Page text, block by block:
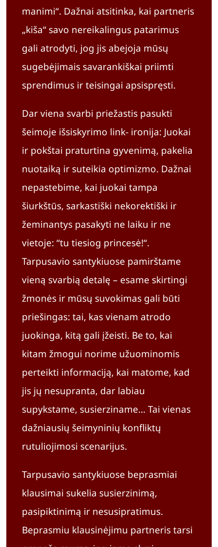
manimi“. Dažnai atsitinka, kai partneris
„kiša“ savo nereikalingus patarimus
gali atrodyti, jog jis abejoja mūsų
sugebėjimais savarankiškai priimti
sprendimus ir teisingai apsispręsti.
Dar viena svarbi priežastis pasukti
šeimoje išsiskyrimo link- ironija: Juokai
ir pokštai praturtina gyvenimą, pakelia
nuotaiką ir suteikia optimizmo. Dažnai
nepastebime, kai juokai tampa
šiurkštūs, sarkastiški nekorektiški ir
žeminantys pasakyti ne laiku ir ne
vietoje: “tu tiesiog princesė!“.
Tarpusavio santykiuose pamirštame
vieną svarbią detalę – esame skirtingi
žmonės ir mūsų suvokimas gali būti
priešingas: tai, kas vienam atrodo
juokinga, kitą gali įžeisti. Be to, kai
kitam žmogui norime užuominomis
perteikti informaciją, kai matome, kad
jis jų nesupranta, dar labiau
supykstame, susierziname… Tai vienas
dažniausių šeimyninių konfliktų
rutuliojimosi scenarijus.
Tarpusavio santykiuose beprasmiai
klausimai sukelia susierzinimą,
pasipiktinimą ir nesusipratimus.
Beprasmiu klausinėjimu partneris tarsi